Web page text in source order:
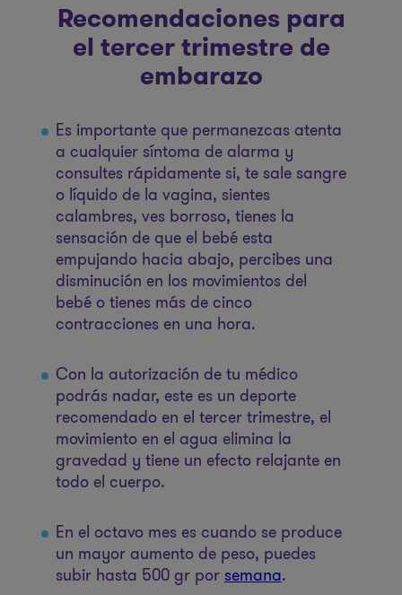
Recomendaciones para
el tercer trimestre de
embarazo
Es importante que permanezcas atenta
a cualquier síntoma de alarma y
consultes rápidamente si, te sale sangre
o líquido de la vagina, sientes
calambres, ves borroso, tienes la
sensación de que el bebé esta
empujando hacia abajo, percibes una
disminución en los movimientos del
bebé o tienes más de cinco
contracciones en una hora.
Con la autorización de tu médico
podrás nadar, este es un deporte
recomendado en el tercer trimestre, el
movimiento en el agua elimina la
gravedad y tiene un efecto relajante en
todo el cuerpo.
En el octavo mes es cuando se produce
un mayor aumento de peso, puedes
subir hasta 500 gr porsemana.